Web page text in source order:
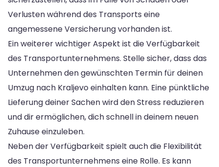
Verlusten während des Transports eine
angemessene Versicherung vorhanden ist.
Ein weiterer wichtiger Aspekt ist die Verfügbarkeit
des Transportunternehmens. Stelle sicher, dass das
Unternehmen den gewünschten Termin für deinen
Umzug nach Kraljevo einhalten kann. Eine pünktliche
Lieferung deiner Sachen wird den Stress reduzieren
und dir ermöglichen, dich schnell in deinem neuen
Zuhause einzuleben.
Neben der Verfügbarkeit spielt auch die Flexibilität
des Transportunternehmens eine Rolle. Es kann